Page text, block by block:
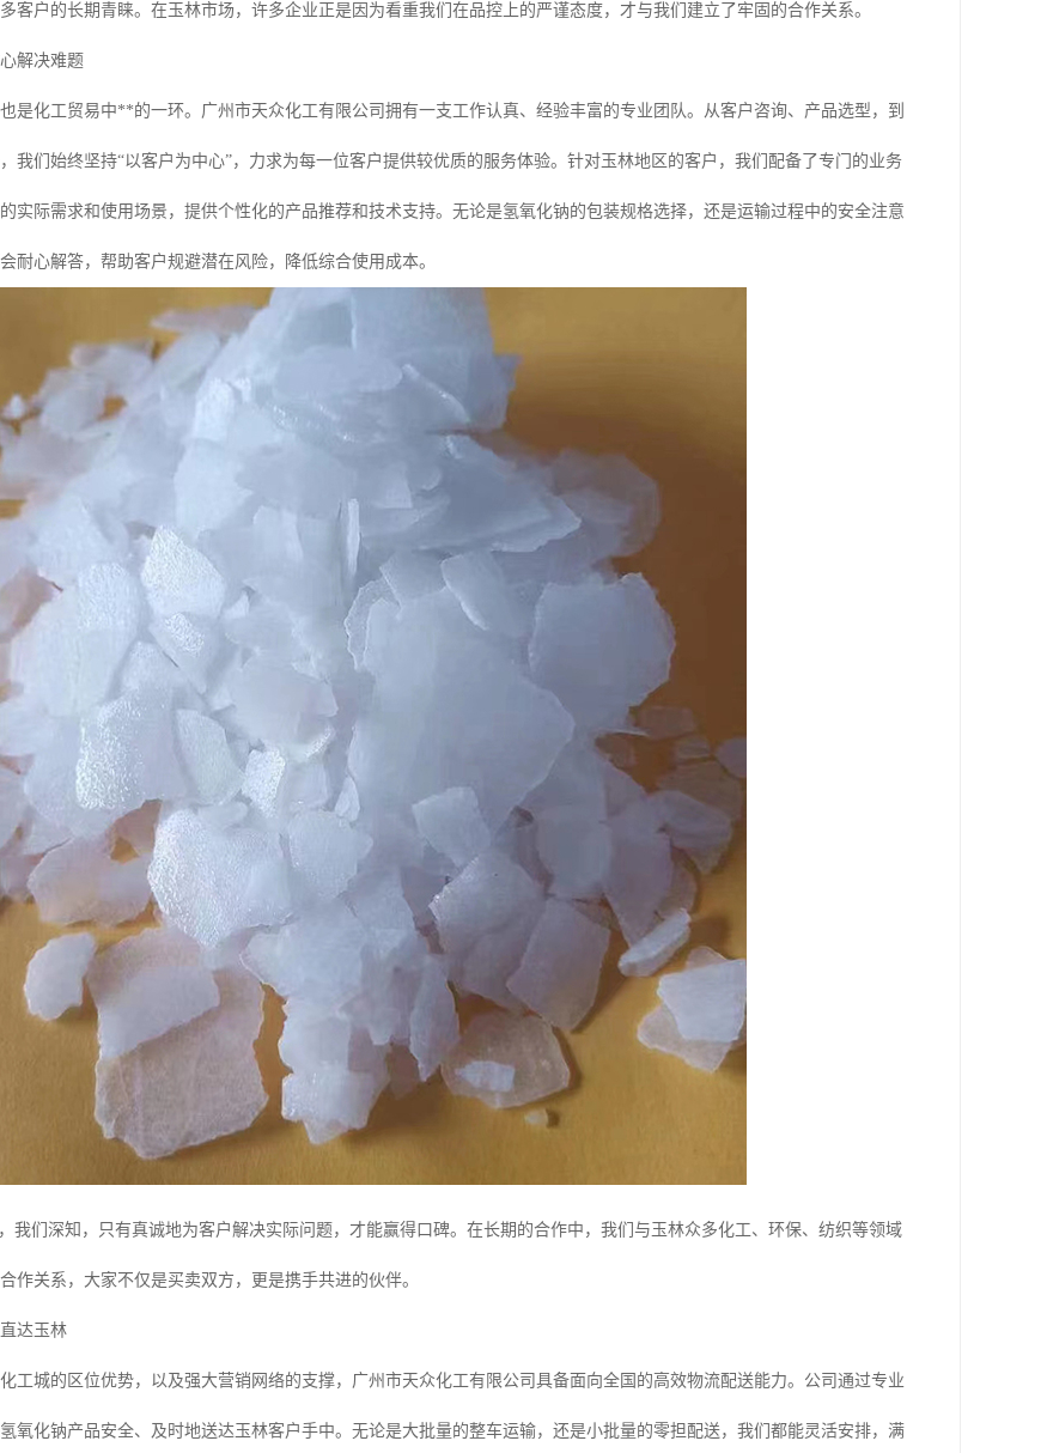
客户的长期青睐。在玉林市场，许多企业正是因为看重我们在品控上的严谨态度，才与我们建立了牢固的合作关系。
解决难题
是化工贸易中**的一环。广州市天众化工有限公司拥有一支工作认真、经验丰富的专业团队。从客户咨询、产品选型，到
我们始终坚持“以客户为中心”，力求为每一位客户提供较优质的服务体验。针对玉林地区的客户，我们配备了专门的业务
实际需求和使用场景，提供个性化的产品推荐和技术支持。无论是氢氧化钠的包装规格选择，还是运输过程中的安全注意
耐心解答，帮助客户规避潜在风险，降低综合使用成本。
我们深知，只有真诚地为客户解决实际问题，才能赢得口碑。在长期的合作中，我们与玉林众多化工、环保、纺织等领域
作关系，大家不仅是买卖双方，更是携手共进的伙伴。
达玉林
工城的区位优势，以及强大营销网络的支撑，广州市天众化工有限公司具备面向全国的高效物流配送能力。公司通过专业
氧化钠产品安全、及时地送达玉林客户手中。无论是大批量的整车运输，还是小批量的零担配送，我们都能灵活安排，满